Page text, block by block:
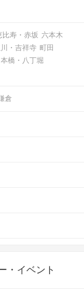
比寿・赤坂 六本木
・吉祥寺 町田
本橋・八丁堀
倉
・イベント